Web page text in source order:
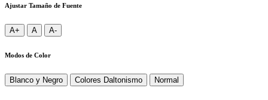
Ajustar Tamaño de Fuente
A+ A A-
Modos de Color
Blanco y Negro Colores Daltonismo Normal